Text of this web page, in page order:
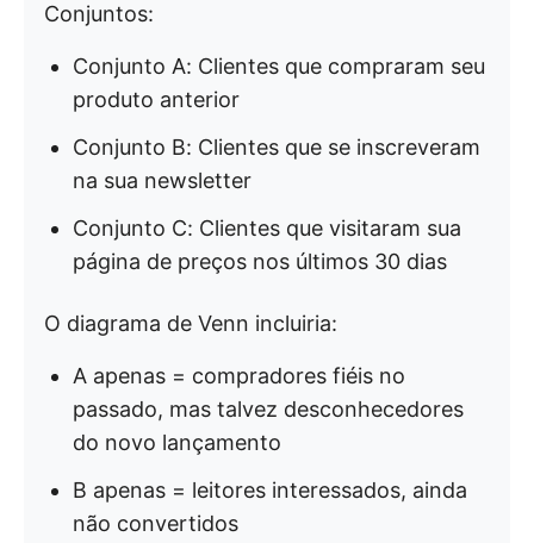
Conjuntos:
Conjunto A: Clientes que compraram seu
produto anterior
Conjunto B: Clientes que se inscreveram
na sua newsletter
Conjunto C: Clientes que visitaram sua
página de preços nos últimos 30 dias
O diagrama de Venn incluiria:
A apenas = compradores fiéis no
passado, mas talvez desconhecedores
do novo lançamento
B apenas = leitores interessados, ainda
não convertidos